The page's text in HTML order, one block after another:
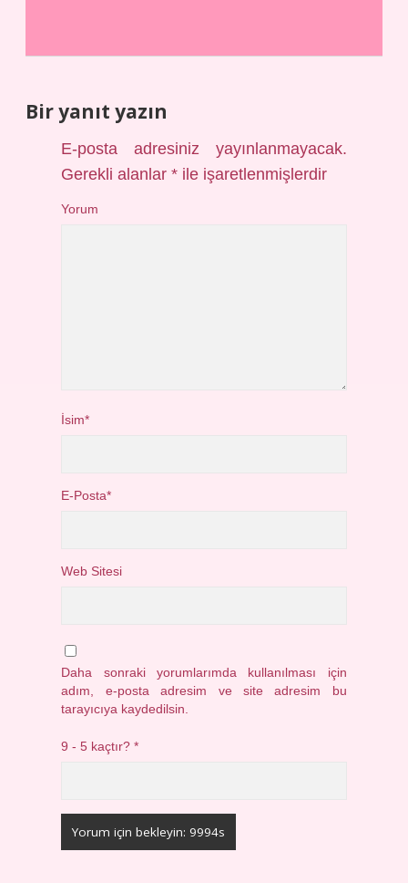
Bir yanıt yazın
E-posta adresiniz yayınlanmayacak.
Gerekli alanlar* ile işaretlenmişlerdir
Yorum
İsim*
E-Posta*
Web Sitesi
Daha sonraki yorumlarımda kullanılması için
adım, e-posta adresim ve site adresim bu
tarayıcıya kaydedilsin.
9 - 5 kaçtır?*